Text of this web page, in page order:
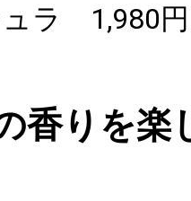
ラ 1,980
香りを楽